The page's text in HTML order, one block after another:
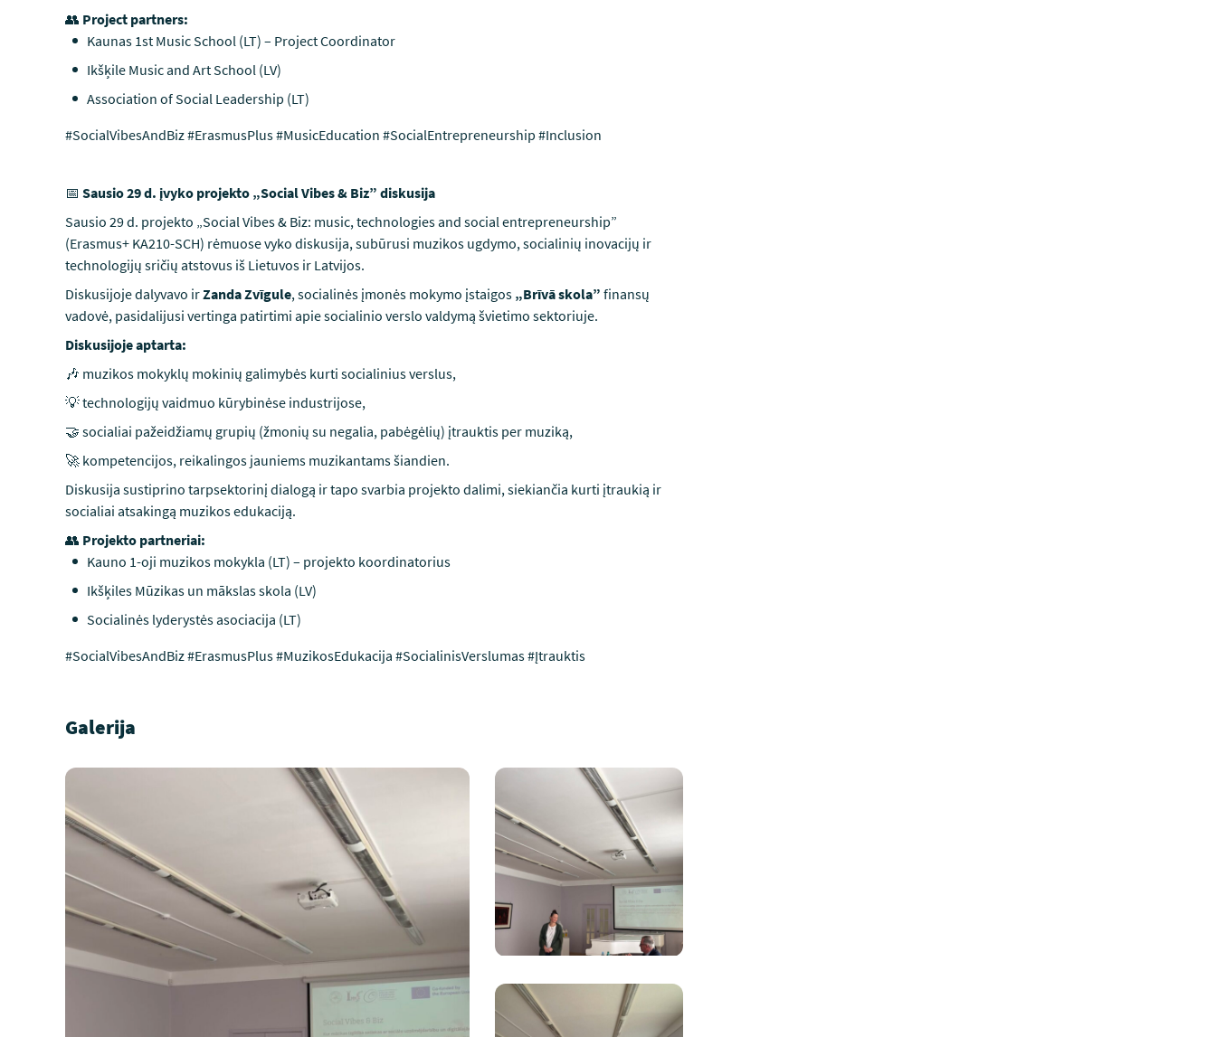
👥 Project partners:
Kaunas 1st Music School (LT) – Project Coordinator
Ikšķile Music and Art School (LV)
Association of Social Leadership (LT)
#SocialVibesAndBiz #ErasmusPlus #MusicEducation #SocialEntrepreneurship #Inclusion
📅 Sausio 29 d. įvyko projekto „Social Vibes & Biz” diskusija
Sausio 29 d. projekto „Social Vibes & Biz: music, technologies and social entrepreneurship”
(Erasmus+ KA210-SCH) rėmuose vyko diskusija, subūrusi muzikos ugdymo, socialinių inovacijų ir
technologijų sričių atstovus iš Lietuvos ir Latvijos.
Diskusijoje dalyvavo irZanda Zvīgule, socialinės įmonės mokymo įstaigos „Brīvā skola” finansų
vadovė, pasidalijusi vertinga patirtimi apie socialinio verslo valdymą švietimo sektoriuje.
Diskusijoje aptarta:
🎶 muzikos mokyklų mokinių galimybės kurti socialinius verslus,
💡 technologijų vaidmuo kūrybinėse industrijose,
🤝 socialiai pažeidžiamų grupių (žmonių su negalia, pabėgėlių) įtrauktis per muziką,
🚀 kompetencijos, reikalingos jauniems muzikantams šiandien.
Diskusija sustiprino tarpsektorinį dialogą ir tapo svarbia projekto dalimi, siekiančia kurti įtraukią ir
socialiai atsakingą muzikos edukaciją.
👥 Projekto partneriai:
Kauno 1-oji muzikos mokykla (LT) – projekto koordinatorius
Ikšķiles Mūzikas un mākslas skola (LV)
Socialinės lyderystės asociacija (LT)
#SocialVibesAndBiz #ErasmusPlus #MuzikosEdukacija #SocialinisVerslumas #Įtrauktis
Galerija